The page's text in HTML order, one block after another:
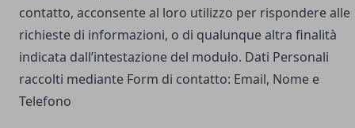
contatto, acconsente al loro utilizzo per rispondere alle
richieste di informazioni, o di qualunque altra finalità
indicata dall’intestazione del modulo. Dati Personali
raccolti mediante Form di contatto: Email, Nome e
Telefono